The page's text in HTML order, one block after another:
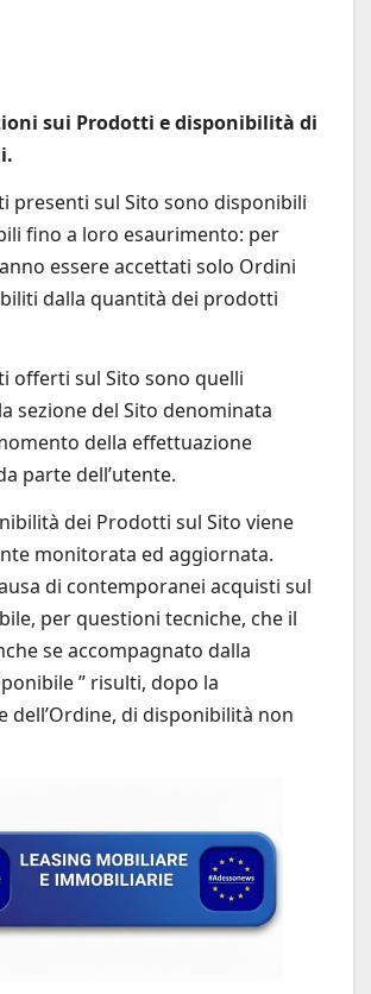
sui Prodotti e disponibilità di
presenti sul Sito sono disponibili
fino a loro esaurimento: per
essere accettati solo Ordini
dalla quantità dei prodotti
offerti sul Sito sono quelli
sezione del Sito denominata
della effettuazione
parte dell’utente.
dei Prodotti sul Sito viene
monitorata ed aggiornata.
di contemporanei acquisti sul
per questioni tecniche, che il
se accompagnato dalla
” risulti, dopo la
dell’Ordine, di disponibilità non